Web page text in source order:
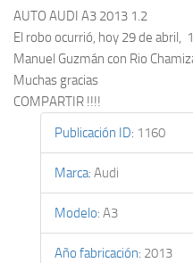
AUTO AUDI A3 2013 1.2
El robo ocurrió, hoy 29 de abril,
Manuel Guzmán con Rio
Muchas gracias
COMPARTIR !!!!
Publicación ID: 1160
Marca: Audi
Modelo: A3
Año fabricación: 2013